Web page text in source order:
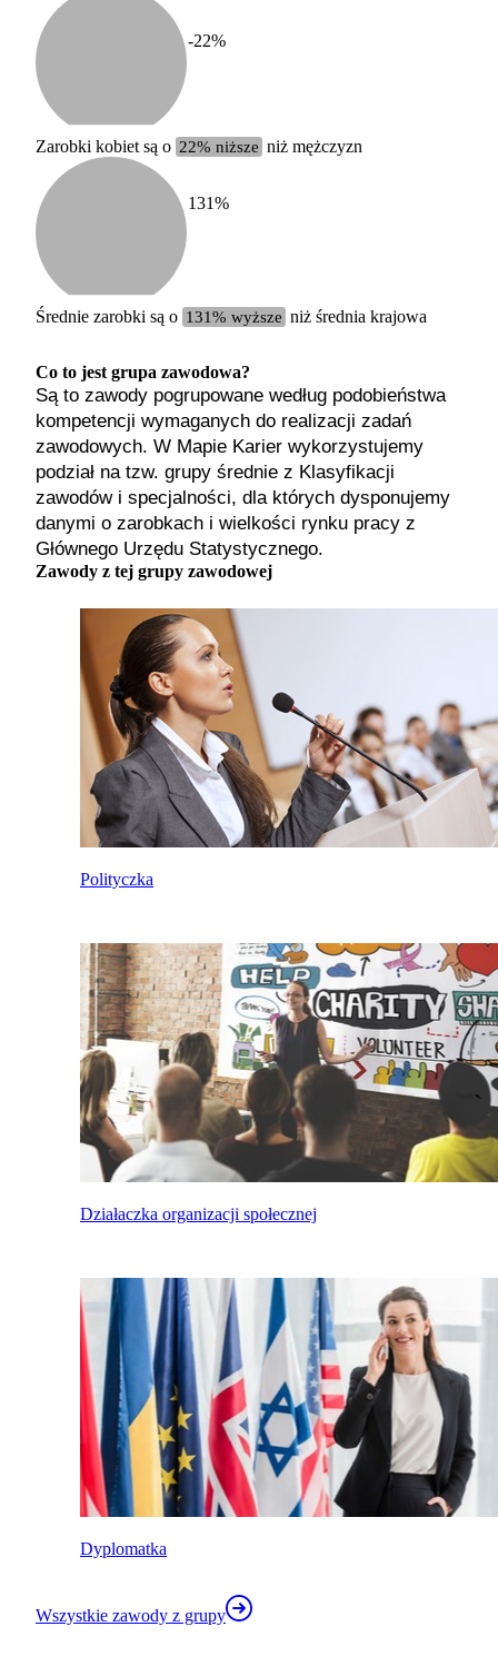
średnie
-22%
Zarobki kobiet są o 22% niższe niż mężczyzn
131%
Średnie zarobki są o 131% wyższe niż średnia krajowa
Co to jest grupa zawodowa?
Są to zawody pogrupowane według podobieństwa
kompetencji wymaganych do realizacji zadań
zawodowych. W Mapie Karier wykorzystujemy
podział na tzw. grupy średnie z Klasyfikacji
zawodów i specjalności, dla których dysponujemy
danymi o zarobkach i wielkości rynku pracy z
Głównego Urzędu Statystycznego.
Zawody z tej grupy zawodowej
Polityczka
Działaczka organizacji społecznej
Dyplomatka
Wszystkie zawody z grupy